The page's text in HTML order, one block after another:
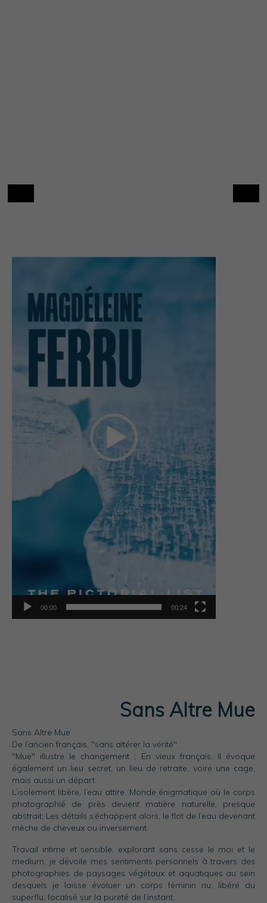
00:00 00:24
Sans Altre Mue
Sans Altre Mue
De l’ancien français, "sans altérer la vérité".
"Mue" illustre le changement ; En vieux français, Il évoque
également un lieu secret, un lieu de retraite, voire une cage,
mais aussi un départ.
L’isolement libère, l’eau attire. Monde énigmatique où le corps
photographié de près devient matière naturelle, presque
abstrait; Les détails s’échappent alors, le flot de l’eau devenant
mèche de cheveux ou inversement.
Travail intime et sensible, explorant sans cesse le moi et le
medium, je dévoile mes sentiments personnels à travers des
photographies de paysages végétaux et aquatiques au sein
desquels je laisse évoluer un corps féminin nu, libéré du
superflu, focalisé sur la pureté de l’instant.